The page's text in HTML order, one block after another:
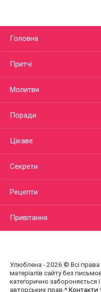
Головна
Притчі
Молитви
Поради
Цікаве
Секрети
Рецепти
Привітання
Улюблена - 2026 © Всі
матеріалів сайту без
категорично
авторських прав.*Контакти